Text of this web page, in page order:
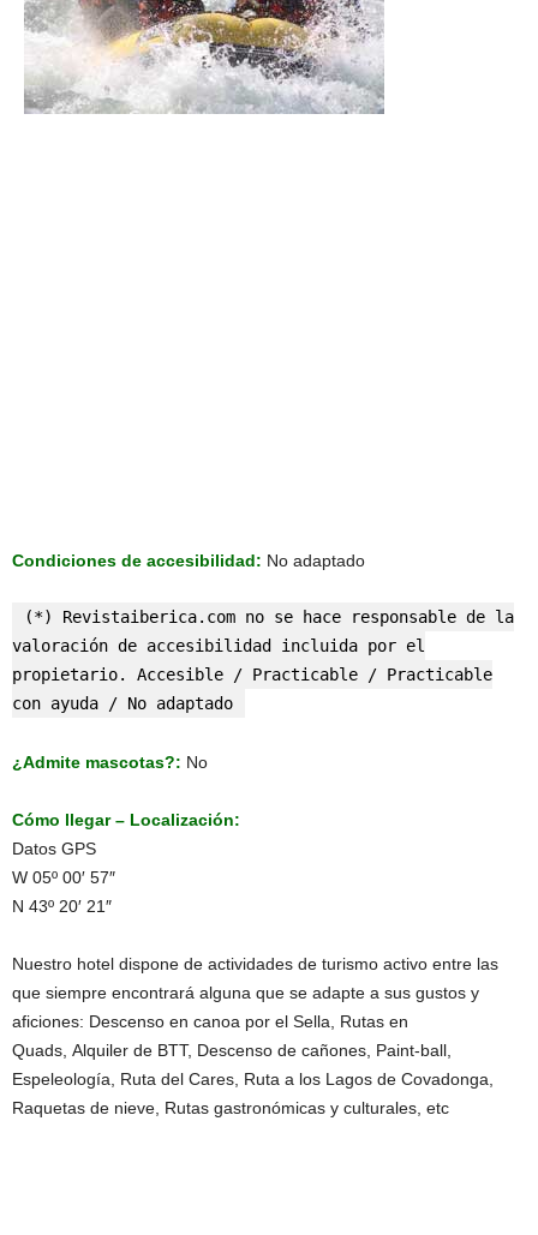
Condiciones de accesibilidad: No adaptado
(*) Revistaiberica.com no se hace responsable de la
valoración de accesibilidad incluida por el
propietario. Accesible / Practicable / Practicable
con ayuda / No adaptado
¿Admite mascotas?: No
Cómo llegar – Localización:
Datos GPS
W 05º 00′ 57″
N 43º 20′ 21″
Nuestro hotel dispone de actividades de turismo activo entre las
que siempre encontrará alguna que se adapte a sus gustos y
aficiones: Descenso en canoa por el Sella, Rutas en
Quads, Alquiler de BTT, Descenso de cañones, Paint-ball,
Espeleología, Ruta del Cares, Ruta a los Lagos de Covadonga,
Raquetas de nieve, Rutas gastronómicas y culturales, etc